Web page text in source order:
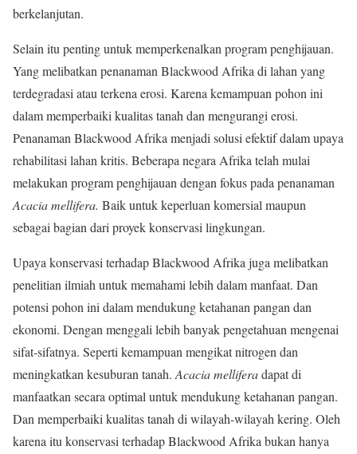
berkelanjutan.
Selain itu penting untuk memperkenalkan program penghijauan.
Yang melibatkan penanaman Blackwood Afrika di lahan yang
terdegradasi atau terkena erosi. Karena kemampuan pohon ini
dalam memperbaiki kualitas tanah dan mengurangi erosi.
Penanaman Blackwood Afrika menjadi solusi efektif dalam upaya
rehabilitasi lahan kritis. Beberapa negara Afrika telah mulai
melakukan program penghijauan dengan fokus pada penanaman
Acacia mellifera. Baik untuk keperluan komersial maupun
sebagai bagian dari proyek konservasi lingkungan.
Upaya konservasi terhadap Blackwood Afrika juga melibatkan
penelitian ilmiah untuk memahami lebih dalam manfaat. Dan
potensi pohon ini dalam mendukung ketahanan pangan dan
ekonomi. Dengan menggali lebih banyak pengetahuan mengenai
sifat-sifatnya. Seperti kemampuan mengikat nitrogen dan
meningkatkan kesuburan tanah. Acacia melliferadapat di
manfaatkan secara optimal untuk mendukung ketahanan pangan.
Dan memperbaiki kualitas tanah di wilayah-wilayah kering. Oleh
karena itu konservasi terhadap Blackwood Afrika bukan hanya